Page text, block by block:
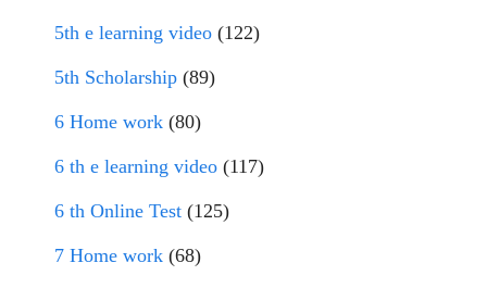
5th e learning video (122)
5th Scholarship (89)
6 Home work (80)
6 th e learning video (117)
6 th Online Test (125)
7 Home work (68)